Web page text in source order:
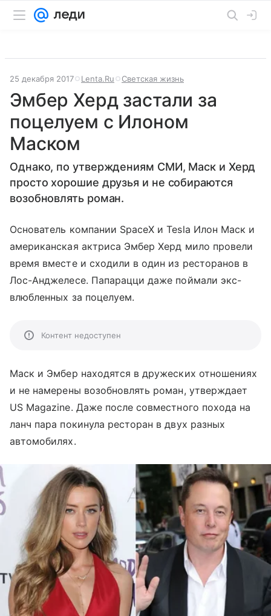
25 декабря 2017 Lenta.Ru Светская жизнь
Эмбер Херд застали за
поцелуем с Илоном
Маском
Однако, по утверждениям СМИ, Маск и Херд
просто хорошие друзья и не собираются
возобновлять роман.
Основатель компании SpaceX и Tesla Илон Маск и
американская актриса Эмбер Херд мило провели
время вместе и сходили в один из ресторанов в
Лос-Анджелесе. Папарацци даже поймали экс-
влюбленных за поцелуем.
Контент недоступен
Маск и Эмбер находятся в дружеских отношениях
и не намерены возобновлять роман, утверждает
US Magazine. Даже после совместного похода на
ланч пара покинула ресторан в двух разных
автомобилях.